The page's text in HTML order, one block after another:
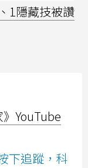
1隱藏技被讚
YouTube
下追蹤，科